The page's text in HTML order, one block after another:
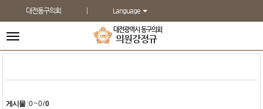
대전동구의회 Language
전
메
대전광역시 동구의회
강정규
의원
게시물:0 ~ 0/0